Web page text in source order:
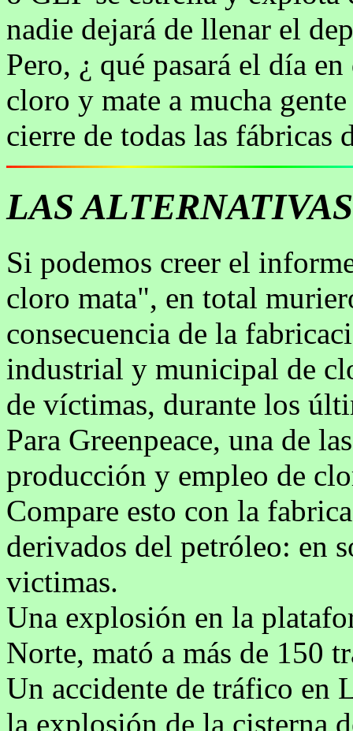
nadie dejará de llenar el
Pero, ¿ qué pasará el día
cloro y mate a mucha
cierre de todas las fábricas
LAS ALTERNATIVAS
Si podemos creer el
cloro mata", en total
consecuencia de la
industrial y municipal de
de víctimas, durante los
Para Greenpeace, una de
producción y empleo de
Compare esto con la
derivados del petróleo: en
victimas.
Una explosión en la
Norte, mató a más de 150
Un accidente de tráfico en
la explosión de la cisterna